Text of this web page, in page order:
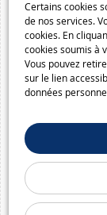
Certains cookies
de nos services.
cookies. En
cookies soumis à
Vous pouvez
sur le lien
données